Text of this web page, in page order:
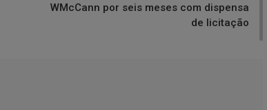
WMcCann por seis meses com dispensa
de licitação